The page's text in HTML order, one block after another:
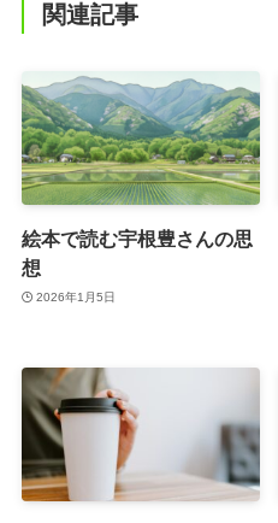
関連記事
絵本で読む宇根豊さんの思
想
2026年1月5日